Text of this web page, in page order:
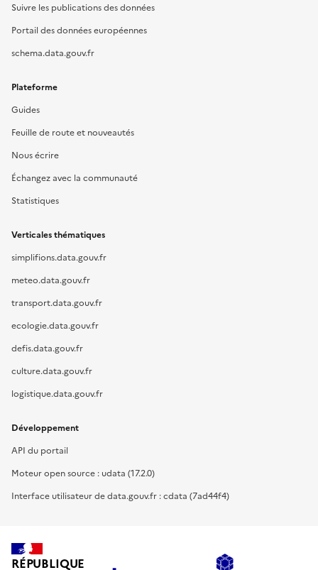
Suivre les publications des données
Portail des données européennes
schema.data.gouv.fr
Plateforme
Guides
Feuille de route et nouveautés
Nous écrire
Échangez avec la communauté
Statistiques
Verticales thématiques
simplifions.data.gouv.fr
meteo.data.gouv.fr
transport.data.gouv.fr
ecologie.data.gouv.fr
defis.data.gouv.fr
culture.data.gouv.fr
logistique.data.gouv.fr
Développement
API du portail
Moteur open source : udata (17.2.0)
Interface utilisateur de data.gouv.fr : cdata (7ad44f4)
RÉPUBLIQUE